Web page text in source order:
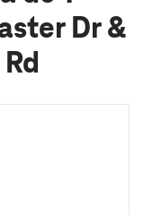
Dr &